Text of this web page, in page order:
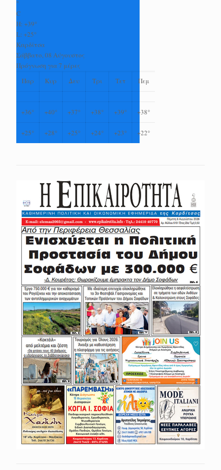
°
C
H: +39°
L: +25°
Καρδίτσα
Σάββατο, 08 Αύγουστος
Πρόγνωση για 7 μέρες
Παρ
Κυρ Δευ Τρι Τετ Πεμ
+36° +40° +37° +38° +39° +38°
+25° +28° +25° +24° +23° +22°